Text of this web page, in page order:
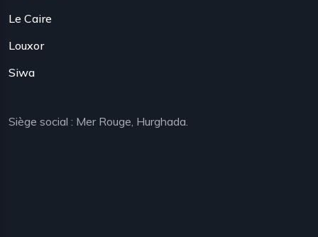
Le Caire
Louxor
Siwa
Siège social : Mer Rouge, Hurghada.